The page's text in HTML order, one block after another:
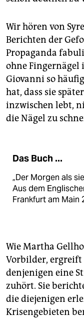
Wir hören von
Berichten der
Propaganda
ohne Fingernägel
Giovanni so
hat, dass sie
inzwischen lebt,
die Nägel zu
Das Buch ...
„Der Morgen als
Aus dem
Frankfurt am Main
Wie Martha
Vorbilder,
denjenigen eine
zuhört. Sie
die diejenigen
Krisengebieten